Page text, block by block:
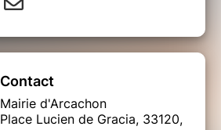
Contact
Mairie d'Arcachon
Place Lucien de Gracia, 33120,